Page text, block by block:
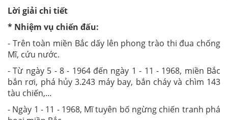
Lời giải chi tiết
* Nhiệm vụ chiến đấu:
- Trên toàn miền Bắc dấy lên phong trào thi đua chống
Mĩ, cứu nước.
- Từ ngày 5 - 8 - 1964 đến ngày 1 - 11 - 1968, miền Bắc
bắn rơi, phá hủy 3.243 máy bay, bắn cháy và chìm 143
tàu chiến,…
- Ngày 1 - 11 - 1968, Mĩ tuyên bố ngừng chiến tranh phá